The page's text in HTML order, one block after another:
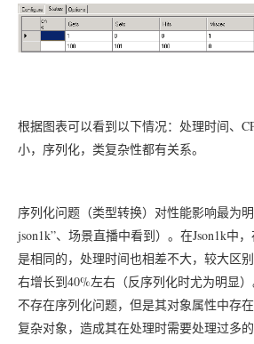
根据图表可以看到以下情况：处理时间、
小，序列化，类复杂性都有关系。
序列化问题（类型转换）对性能影响最为
json1k”、场景直播中看到）。在Json1k中
是相同的，处理时间也相差不大，较大区
右增长到 40%左右（反序列化时尤为明显）
不存在序列化问题，但是其对象属性中存在
复杂对象，造成其在处理时需要处理过多